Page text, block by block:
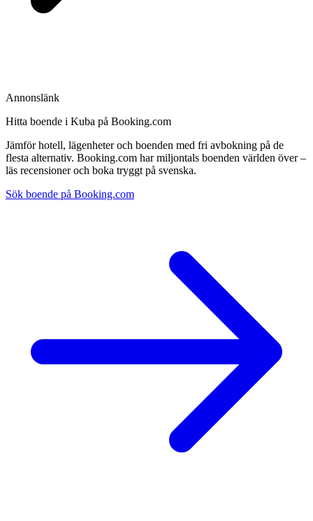
Annonslänk
Hitta boende i Kuba på Booking.com
Jämför hotell, lägenheter och boenden med fri avbokning på de
flesta alternativ. Booking.com har miljontals boenden världen över –
läs recensioner och boka tryggt på svenska.
Sök boende på Booking.com